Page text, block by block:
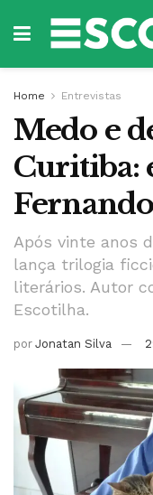
Home Entrevistas
Medo e
Curitiba:
Após vinte anos
lança trilogia
literários. Autor
Escotilha.
por Jonatan Silva